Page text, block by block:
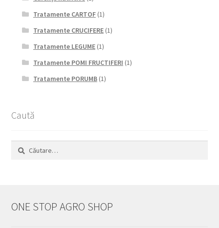
Tratamente CARTOF(1)
Tratamente CRUCIFERE(1)
Tratamente LEGUME(1)
Tratamente POMI FRUCTIFERI (1)
Tratamente PORUMB(1)
Caută
Caută
ONE STOP AGRO SHOP